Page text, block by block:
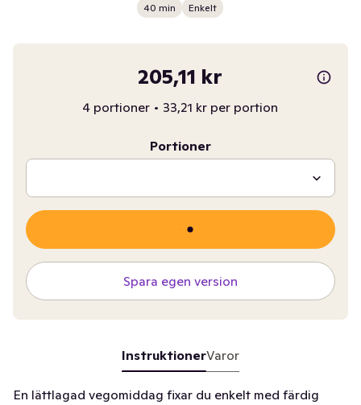
40 min Enkelt
205,11 kr
4 portioner • 33,21 kr per portion
Portioner
Spara egen version
InstruktionerVaror
En lättlagad vegomiddag fixar du enkelt med färdig